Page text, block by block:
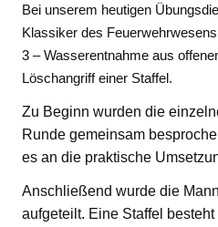
Bei unserem heutigen
Klassiker des
3 – Wasserentnahme aus
Löschangriff einer Staffel.
Zu Beginn wurden die
Runde gemeinsam
es an die praktische
Anschließend wurde die
aufgeteilt. Eine Staffel